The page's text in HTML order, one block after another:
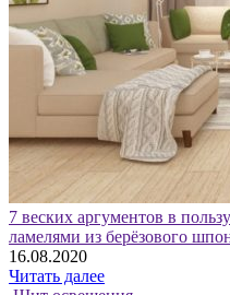
7 веских аргументов в
ламелями из берёзового
16.08.2020
Читать далее